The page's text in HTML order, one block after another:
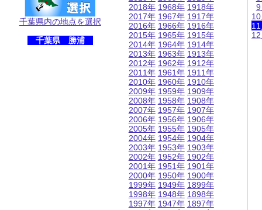
千葉県内の地点を選択
千葉県 勝浦
2018年
2017年
2016年
2015年
2014年
2013年
2012年
2011年
2010年
2009年
2008年
2007年
2006年
2005年
2004年
2003年
2002年
2001年
2000年
1999年
1998年
1997年
1968年
1967年
1966年
1965年
1964年
1963年
1962年
1961年
1960年
1959年
1958年
1957年
1956年
1955年
1954年
1953年
1952年
1951年
1950年
1949年
1948年
1947年
1918年
1917年
1916年
1915年
1914年
1913年
1912年
1911年
1910年
1909年
1908年
1907年
1906年
1905年
1904年
1903年
1902年
1901年
1900年
1899年
1898年
1897年